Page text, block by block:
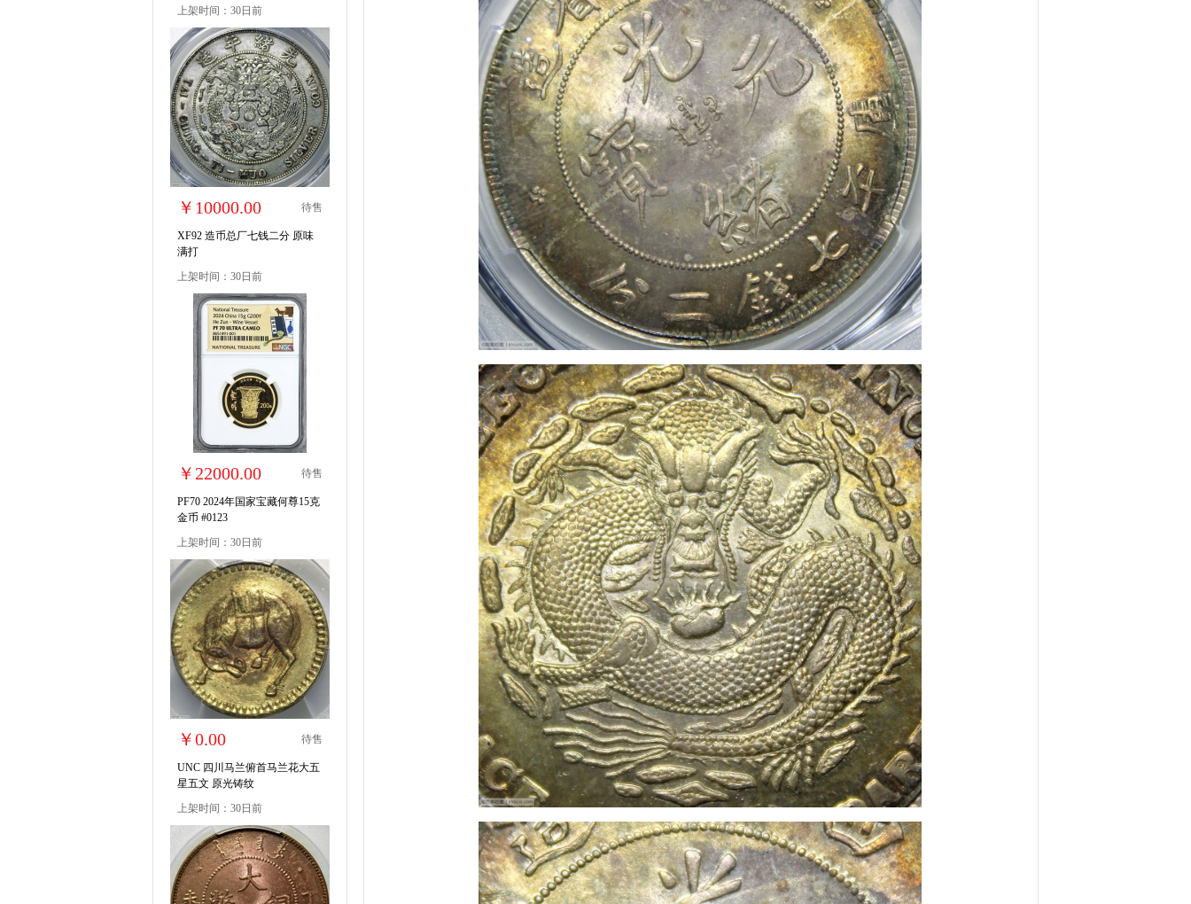
上架时间：30日前
￥10000.00 待售
XF92 造币总厂七钱二分 原味
满打
上架时间：30日前
￥22000.00 待售
PF70 2024年国家宝藏何尊15克
金币 #0123
上架时间：30日前
￥0.00 待售
UNC 四川马兰俯首马兰花大五
星五文 原光铸纹
上架时间：30日前